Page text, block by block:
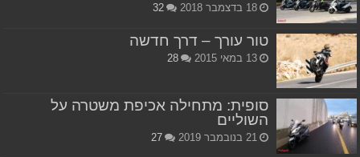
18 בדצמבר 2018 32
טור עורך – דרך חדשה
13 במאי 2015 28
סופית: מתחילה אכיפת משטרה על
השוליים
21 בנובמבר 2019 27